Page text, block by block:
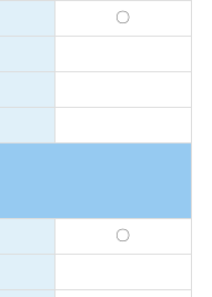
〇
〇